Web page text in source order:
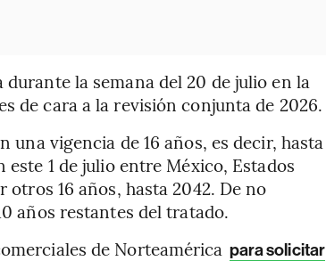
la semana del 20 de julio en la
de cara a la revisión conjunta de 2026.
vigencia de 16 años, es decir, hasta
1 de julio entre México, Estados
16 años, hasta 2042. De no
años restantes del tratado.
de Norteamérica para solicitar